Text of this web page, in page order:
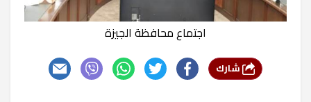
اجتماع محافظة الجيزة